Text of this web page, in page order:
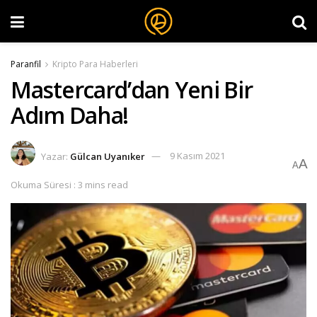
Paranfil Kripto Para Haberleri
Mastercard’dan Yeni Bir
Adım Daha!
Yazar: Gülcan Uyanıker 9 Kasım 2021
Okuma Süresi : 3 mins read
AA